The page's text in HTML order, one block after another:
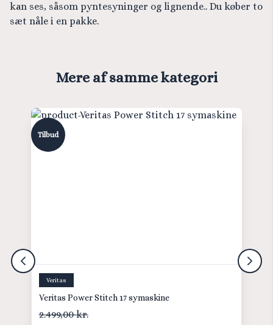
kan ses, såsom pyntesyninger og lignende.. Du køber to
sæt nåle i en pakke.
Mere af samme kategori
Tilbud
Veritas
Veritas Power Stitch 17 symaskine
2.499,00 kr.